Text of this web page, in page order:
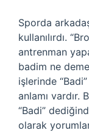
Sporda
kullanılırdı.
antrenman
badim ne
işlerinde
anlamı vardır.
“Badi”
olarak